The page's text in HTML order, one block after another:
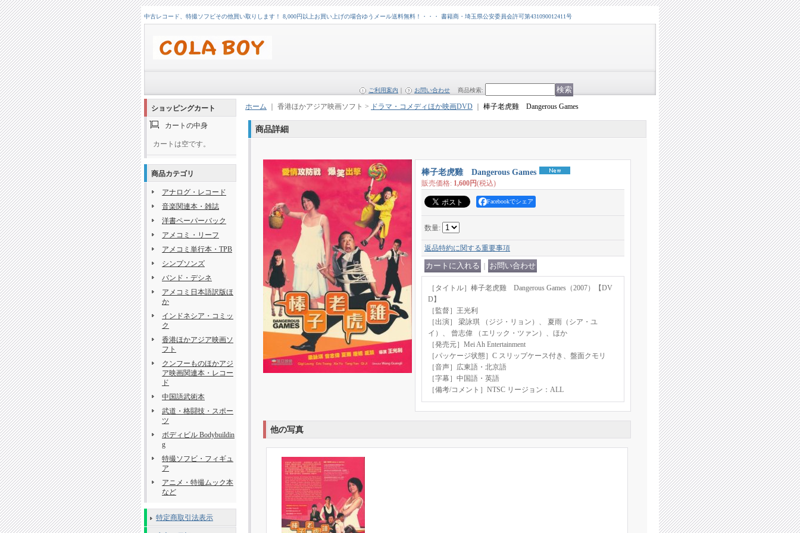
中古レコード、特撮ソフビその他買い取りします！ 8,000円以上お買い上げの場合ゆうメール送料無料！・・・ 書籍商・埼玉県公安委員会許可第431090012411号
ご利用案内 お問い合わせ 商品検索:
ショッピングカート
カートの中身
カートは空です。
商品カテゴリ
アナログ・レコード
音楽関連本・雑誌
洋書ペーパーバック
アメコミ・リーフ
アメコミ単行本・TPB
シンプソンズ
バンド・デシネ
アメコミ日本語訳版ほ
か
インドネシア・コミッ
ク
香港ほかアジア映画ソ
フト
クンフーものほかアジ
ア映画関連本・レコー
ド
中国語武術本
武道・格闘技・スポー
ツ
ボディビル Bodybuildin
g
特撮ソフビ・フィギュ
ア
アニメ・特撮ムック本
など
特定商取引法表示
ホーム ｜ 香港ほかアジア映画ソフト > ドラマ・コメディほか映画DVD 棒子老虎雞 Dangerous Games
商品詳細
棒子老虎雞 Dangerous Games
販売価格: 1,600円(税込)
Facebookでシェア
数量:
返品特約に関する重要事項
［タイトル］棒子老虎雞 Dangerous Games（2007）【DV
D】
［監督］王光利
［出演］ 梁詠琪 （ジジ・リョン）、 夏雨（シア・ユ
イ）、 曾志偉 （エリック・ツァン）、ほか
［発売元］Mei Ah Entertainment
［パッケージ状態］C スリップケース付き、盤面クモリ
［音声］広東語・北京語
［字幕］中国語・英語
［備考/コメント］NTSC リージョン：ALL
他の写真